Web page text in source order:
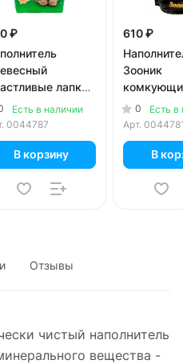
₽
лапки
Есть в наличии
0044787
В корзину
610 ₽
Зооник
углем 5 л
0
Есть в
Арт.
В
Отзывы
чистый наполнитель
вещества -